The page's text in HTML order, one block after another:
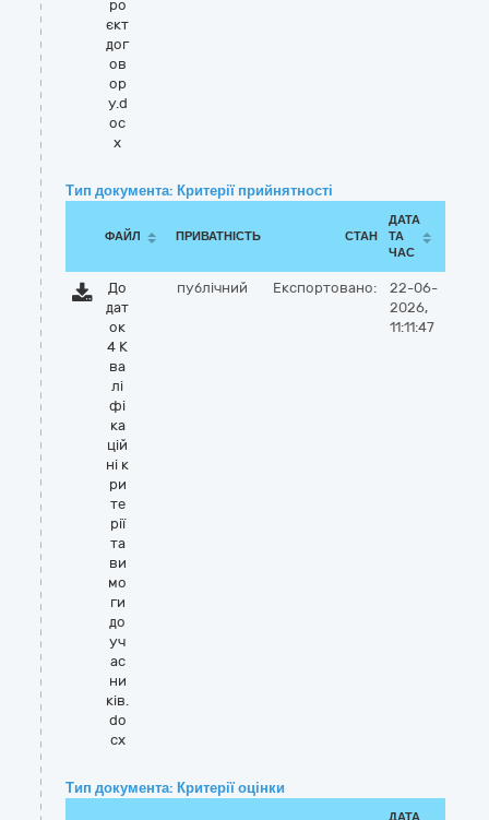
ро
єкт
дог
ов
ор
у.d
oc
x
Тип документа: Критерії прийнятності
ФАЙЛ ПРИВАТНІСТЬ СТАН
ДАТА
ТА
ЧАС
До
дат
ок
4 К
ва
лі
фі
ка
цій
ні к
ри
те
рії
та
ви
мо
ги
до
уч
ас
ни
ків.
do
cx
публічний Експортовано:
22-06-
2026,
11:11:47
Тип документа: Критерії оцінки